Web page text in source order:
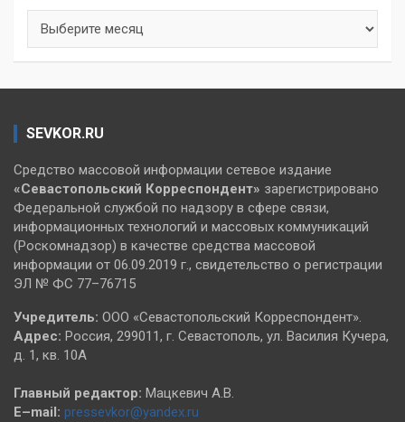
SEVKOR.RU
Средство массовой информации сетевое издание
«Севастопольский Корреспондент» зарегистрировано
Федеральной службой по надзору в сфере связи,
информационных технологий и массовых коммуникаций
(Роскомнадзор) в качестве средства массовой
информации от 06.09.2019 г., свидетельство о регистрации
ЭЛ № ФС 77–76715
Учредитель: ООО «Севастопольский Корреспондент».
Адрес: Россия, 299011, г. Севастополь, ул. Василия Кучера,
д. 1, кв. 10А
Главный редактор: Мацкевич А.В.
E–mail: pressevkor@yandex.ru